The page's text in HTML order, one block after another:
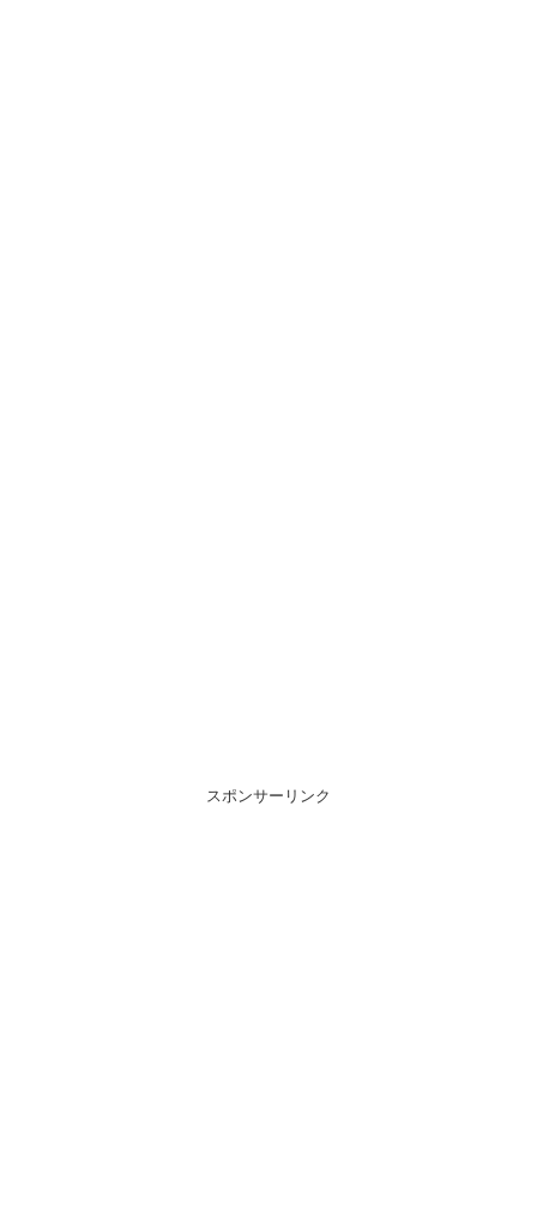
スポンサーリンク